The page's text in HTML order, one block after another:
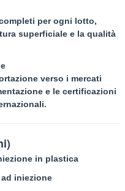
presto!
per ogni lotto,
superficiale e la qualità
verso i mercati
e le certificazioni
in plastica
iniezione